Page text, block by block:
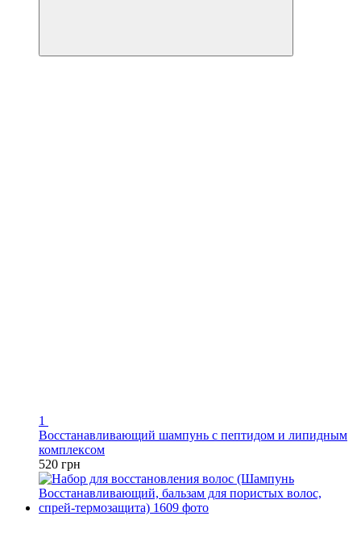
1
Восстанавливающий шампунь с пептидом и липидным
комплексом
520 грн